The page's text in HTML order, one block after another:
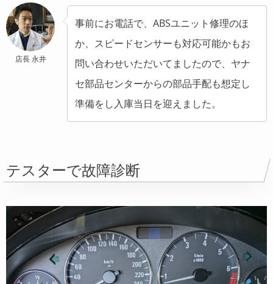
店長 永井
事前にお電話で、ABSユニット修理のほ
か、スピードセンサーも対応可能かもお
問い合わせいただいてましたので、ヤナ
セ部品センターからの部品手配も想定し
準備をし入庫当日を迎えました。
テスターで故障診断